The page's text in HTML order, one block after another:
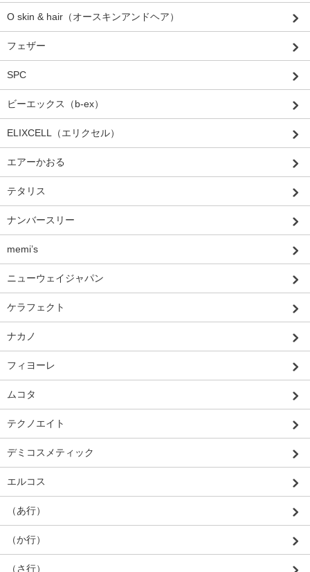
O skin & hair（オースキンアンドヘア）
フェザー
SPC
ビーエックス（b-ex）
ELIXCELL（エリクセル）
エアーかおる
テタリス
ナンバースリー
memi’s
ニューウェイジャパン
ケラフェクト
ナカノ
フィヨーレ
ムコタ
テクノエイト
デミコスメティック
エルコス
（あ行）
（か行）
（さ行）